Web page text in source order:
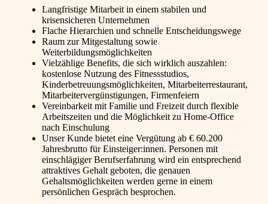
Langfristige Mitarbeit in einem stabilen und
krisensicheren Unternehmen
Flache Hierarchien und schnelle Entscheidungswege
Raum zur Mitgestaltung sowie
Weiterbildungsmöglichkeiten
Vielzählige Benefits, die sich wirklich auszahlen:
kostenlose Nutzung des Fitnessstudios,
Kinderbetreuungsmöglichkeiten, Mitarbeiterrestaurant,
Mitarbeitervergünstigungen, Firmenfeiern
Vereinbarkeit mit Familie und Freizeit durch flexible
Arbeitszeiten und die Möglichkeit zu Home-Office
nach Einschulung
Unser Kunde bietet eine Vergütung ab € 60.200
Jahresbrutto für Einsteiger:innen. Personen mit
einschlägiger Berufserfahrung wird ein entsprechend
attraktives Gehalt geboten, die genauen
Gehaltsmöglichkeiten werden gerne in einem
persönlichen Gespräch besprochen.